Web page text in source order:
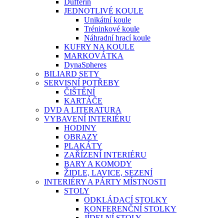
Dufferin
JEDNOTLIVÉ KOULE
Unikátní koule
Tréninkové koule
Náhradní hrací koule
KUFRY NA KOULE
MARKOVÁTKA
DynaSpheres
BILIARD SETY
SERVISNÍ POTŘEBY
ČIŠTĚNÍ
KARTÁČE
DVD A LITERATURA
VYBAVENÍ INTERIÉRU
HODINY
OBRAZY
PLAKÁTY
ZAŘÍZENÍ INTERIÉRU
BARY A KOMODY
ŽIDLE, LAVICE, SEZENÍ
INTERIÉRY A PÁRTY MÍSTNOSTI
STOLY
ODKLÁDACÍ STOLKY
KONFERENČNÍ STOLKY